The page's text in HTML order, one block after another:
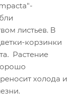
листьев. В
корзинки
Растение
холода и